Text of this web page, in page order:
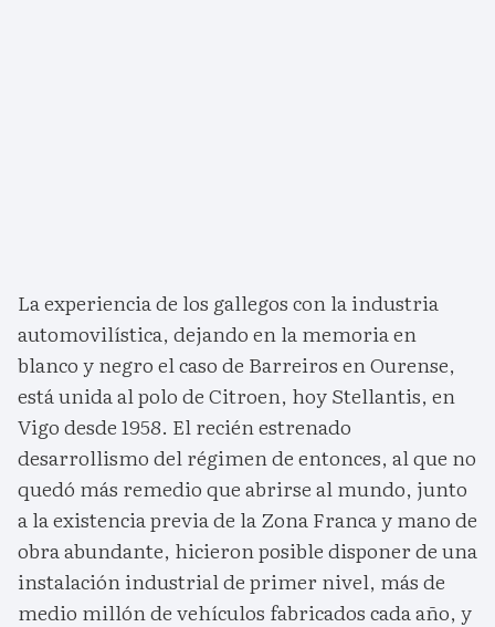
La experiencia de los gallegos con la industria
automovilística, dejando en la memoria en
blanco y negro el caso de Barreiros en Ourense,
está unida al polo de Citroen, hoy Stellantis, en
Vigo desde 1958. El recién estrenado
desarrollismo del régimen de entonces, al que no
quedó más remedio que abrirse al mundo, junto
a la existencia previa de la Zona Franca y mano de
obra abundante, hicieron posible disponer de una
instalación industrial de primer nivel, más de
medio millón de vehículos fabricados cada año, y